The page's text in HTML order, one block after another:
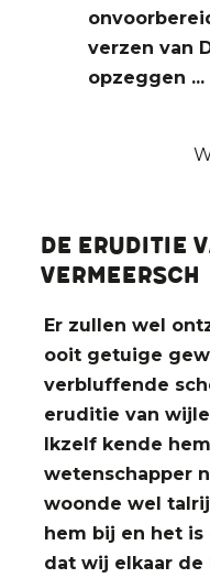
verzen van
opzeggen ...
Walter
De eruditie
Vermeersch
Er zullen wel
ooit getuige
verbluffende
eruditie van
Ikzelf kende
wetenschapper
woonde wel
hem bij en het is
dat wij elkaar de